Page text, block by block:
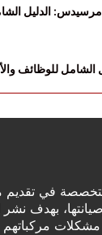
مرسيدس: الدليل
الشامل للوظائف
في
بهدف
مركباتهم